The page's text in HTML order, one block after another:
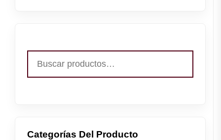
por:
Categorías Del Producto